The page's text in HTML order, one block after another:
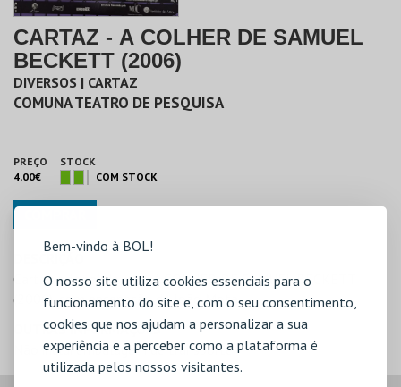
Bem-vindo à BOL!
O nosso site utiliza cookies essenciais para o
funcionamento do site e, com o seu consentimento,
cookies que nos ajudam a personalizar a sua
experiência e a perceber como a plataforma é
utilizada pelos nossos visitantes.
CARTAZ - A COLHER DE SAMUEL
BECKETT (2006)
DIVERSOS | CARTAZ
COMUNA TEATRO DE PESQUISA
PREÇO
4,00€
STOCK
COM STOCK
Cartaz original da peça A COLHER DE SAMUEL BECKETT
(2006), com encenação de João Mota
OUTRAS INFORMAÇÕES
Não inclui embalagem de transporte